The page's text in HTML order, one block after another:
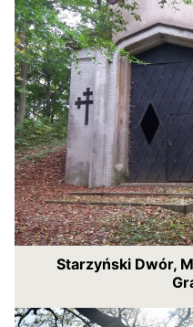
Starzyński Dwór,